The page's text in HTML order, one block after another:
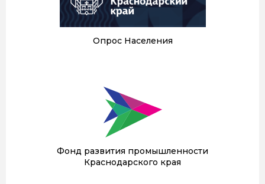
Опрос Населения
Фонд развития промышленности
Краснодарского края